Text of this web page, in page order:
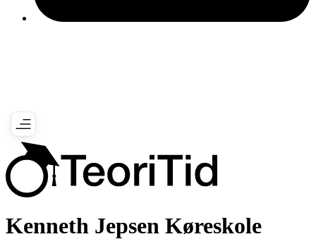
Kenneth Jepsen Køreskole